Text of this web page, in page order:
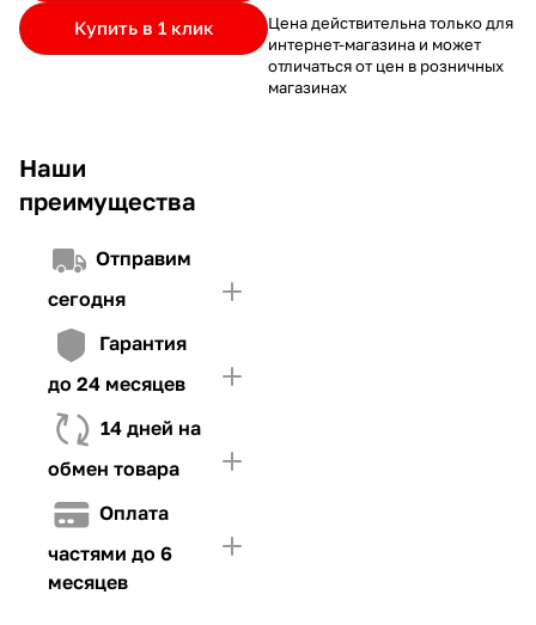
Купить в 1 клик
Наши
преимущества
Отправим
сегодня
Гарантия
до 24 месяцев
14 дней на
обмен товара
Оплата
частями до 6
месяцев
и Первого взноса (в случае необходимости)
частями.
Если лимит ниже стоимости товара, недостающую
сумму нужно внести Первым взносом
4. Иметь достаточно средств для внесения первой части платежа
Цена действительна только для
интернет-магазина и может
отличаться от цен в розничных
магазинах